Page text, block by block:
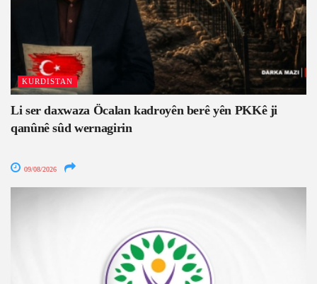
KURDISTAN
Li ser daxwaza Öcalan kadroyên berê yên PKKê ji
qanûnê sûd wernagirin
09/08/2026